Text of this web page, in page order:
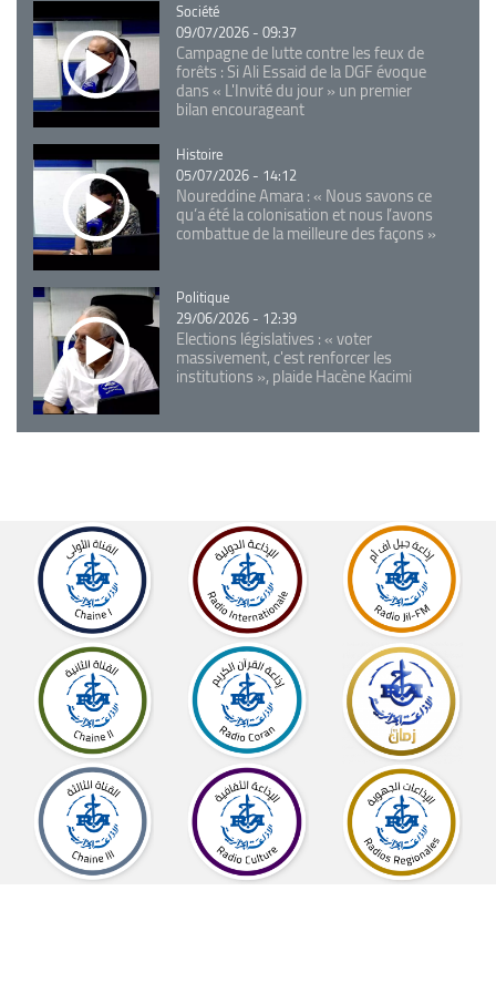
Catégorie
Société
09/07/2026 - 09:37
Campagne de lutte contre les feux de
forêts : Si Ali Essaid de la DGF évoque
dans « L'Invité du jour » un premier
bilan encourageant
Catégorie
Histoire
05/07/2026 - 14:12
Noureddine Amara : « Nous savons ce
qu’a été la colonisation et nous l’avons
combattue de la meilleure des façons »
Catégorie
Politique
29/06/2026 - 12:39
Elections législatives : « voter
massivement, c'est renforcer les
institutions », plaide Hacène Kacimi